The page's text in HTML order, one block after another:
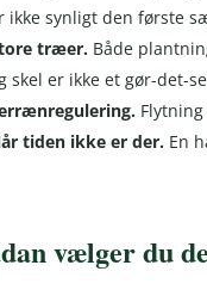
ikke synligt den første
træer. Både
skel er ikke et gør-det-
tiden ikke er der. En
vælger du